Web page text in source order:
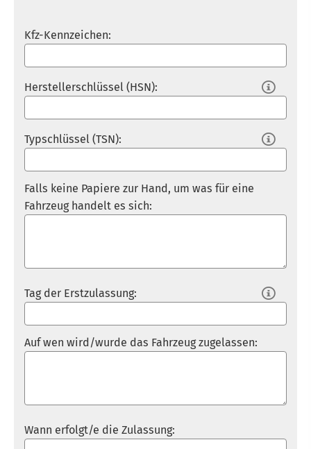
Kfz-Kenn­zeichen:
Herstellerschlüssel (HSN): 
Typschlüssel (TSN): 
Falls keine Papiere zur Hand, um was für eine
Fahrzeug handelt es sich:
Tag der Erstzulassung: 
Auf wen wird/wurde das Fahrzeug zugelassen:
Wann erfolgt/e die Zulassung: